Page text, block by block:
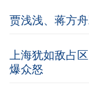
贾浅浅、蒋方
上海犹如敌占
爆众怒